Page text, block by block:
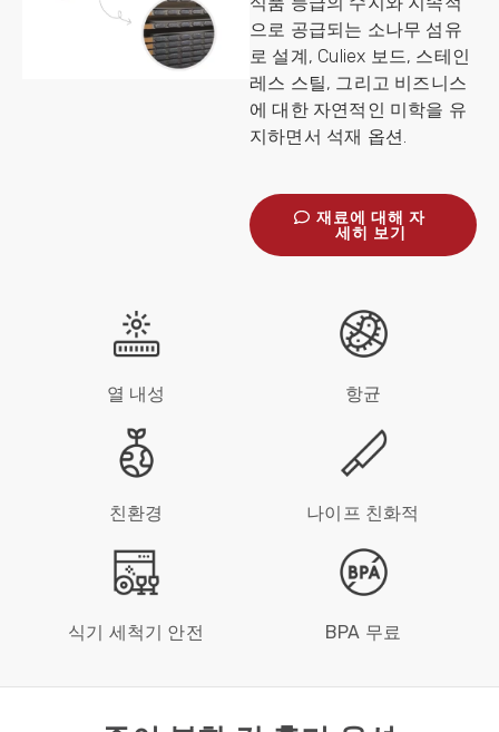
으로 공급되는 소나무 섬유
로 설계, Culiex 보드, 스테인
레스 스틸, 그리고 비즈니스
에 대한 자연적인 미학을 유
지하면서 석재 옵션.
재료에 대해 자
세히 보기
열 내성 항균
친환경 나이프 친화적
식기 세척기 안전 BPA 무료